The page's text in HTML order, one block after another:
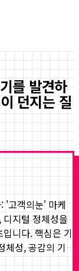
를 발견하
던지는 질
'고객의눈' 마케
지털 정체성을
니다. 핵심은 기
체성, 공감의 기